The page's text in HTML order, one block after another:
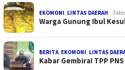
EKOMONI LINTAS DAERAH
Warga Gunung Ibul
BERITA EKOMONI LINTAS
Kabar Gembira! TPP